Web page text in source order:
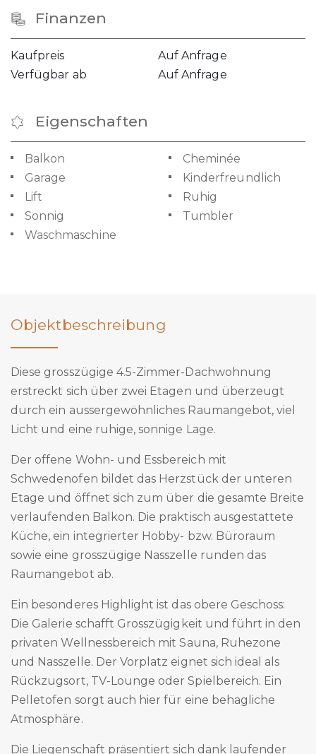
Finanzen
Kaufpreis
Auf Anfrage
Verfügbar ab
Auf Anfrage
Eigenschaften
Balkon
Cheminée
Garage
Kinderfreundlich
Lift
Ruhig
Sonnig
Tumbler
Waschmaschine
Objektbeschreibung
Diese grosszügige 4.5-Zimmer-Dachwohnung
erstreckt sich über zwei Etagen und überzeugt
durch ein aussergewöhnliches Raumangebot, viel
Licht und eine ruhige, sonnige Lage.
Der offene Wohn- und Essbereich mit
Schwedenofen bildet das Herzstück der unteren
Etage und öffnet sich zum über die gesamte Breite
verlaufenden Balkon. Die praktisch ausgestattete
Küche, ein integrierter Hobby- bzw. Büroraum
sowie eine grosszügige Nasszelle runden das
Raumangebot ab.
Ein besonderes Highlight ist das obere Geschoss:
Die Galerie schafft Grosszügigkeit und führt in den
privaten Wellnessbereich mit Sauna, Ruhezone
und Nasszelle. Der Vorplatz eignet sich ideal als
Rückzugsort, TV-Lounge oder Spielbereich. Ein
Pelletofen sorgt auch hier für eine behagliche
Atmosphäre.
Die Liegenschaft präsentiert sich dank laufender